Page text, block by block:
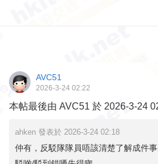
AVC51
2026-3-24 02:22
本帖最後由 AVC51 於 2026-3-24
ahken 發表於 2026-3-24 02:18
仲有，反駁隊隊員唔該清楚了解成件